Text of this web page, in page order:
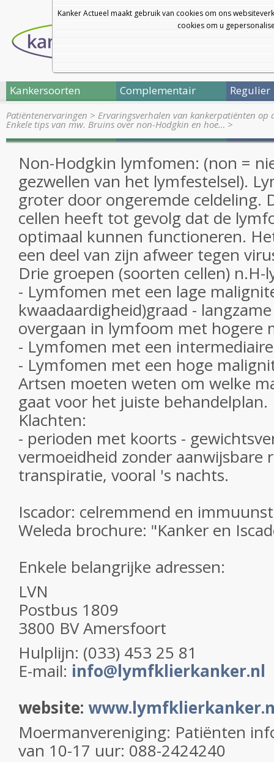
Kanker Actueel maakt gebruik van cookies om ons
cookies om u
Kankersoorten Complementair Regulier
Patiëntenervaringen > Ervaringsverhalen van kankerpatiënten op
Enkele tips van mw. Bruins over non-Hodgkin en hoe… >
Non-Hodgkin lymfomen: (non =
gezwellen van het lymfestelsel).
groter door ongeremde celdeling.
cellen heeft tot gevolg dat de
optimaal kunnen functioneren.
een deel van zijn afweer tegen
Drie groepen (soorten cellen)
- Lymfomen met een lage
kwaadaardigheid)graad -
overgaan in lymfoom met hogere
- Lymfomen met een
- Lymfomen met een hoge
Artsen moeten weten om welke
gaat voor het juiste behandelplan.
Klachten:
- perioden met koorts -
vermoeidheid zonder aanwijsbare
transpiratie, vooral 's nachts.
Iscador: celremmend en
Weleda brochure: "Kanker en
Enkele belangrijke adressen:
LVN
Postbus 1809
3800 BV Amersfoort
Hulplijn: (033) 453 25 81
E-mail: info@lymfklierkanker.nl
website:
Moermanvereniging: Patiënten
van 10-17 uur: 088-2424240